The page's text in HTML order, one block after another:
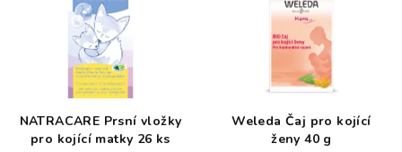
NATRACARE Prsní vložky
pro kojící matky 26 ks
Weleda Čaj pro kojící
ženy 40 g